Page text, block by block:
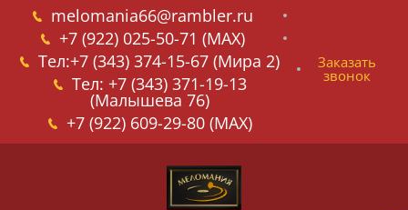
melomania66@rambler.ru
+7 (922) 025-50-71 (MAX)
Тел:+7 (343) 374-15-67 (Мира 2)
Тел: +7 (343) 371-19-13
(Малышева 76)
+7 (922) 609-29-80 (MAX)
Заказать
звонок